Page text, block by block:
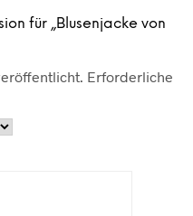
für „Blusenjacke von
Erforderliche